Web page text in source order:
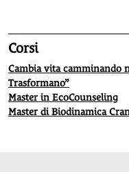
Corsi
Cambia vita camminando
Trasformano”
Master in EcoCounseling
Master di Biodinamica